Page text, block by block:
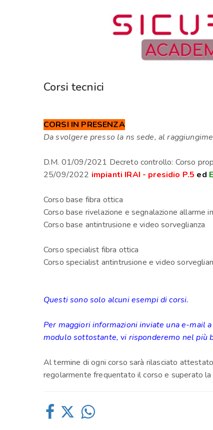
Corsi tecnici
CORSI IN PRESENZA
Da svolgere presso la ns sede, al
D.M. 01/09/2021 Decreto controllo: Corso
25/09/2022 impianti IRAI - presidio P.5 ed
Corso base fibra ottica
Corso base rivelazione e segnalazione allarme
Corso base antintrusione e video sorveglianza
Corso specialist fibra ottica
Corso specialist antintrusione e video
Questi sono solo alcuni esempi di corsi.
Per maggiori informazioni inviate una e-mail a
modulo sottostante, vi risponderemo nel più
Al termine di ogni corso sarà rilasciato
regolarmente frequentato il corso e superato la